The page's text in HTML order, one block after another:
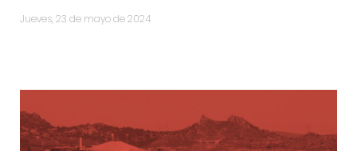
jueves, 23 de mayo de 2024